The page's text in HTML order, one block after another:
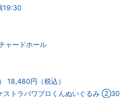
19:30
ャードホール
18,480円（税込）
トラパワプロくんぬいぐるみ ②30